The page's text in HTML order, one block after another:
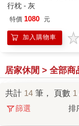
行枕 - 灰
特價 1080 元
加入購物車
居家休閒 > 全部商
共計 14 筆， 頁數 1
篩選 排